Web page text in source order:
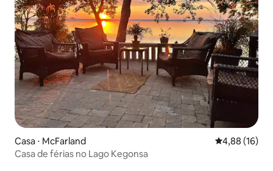
Casa ⋅ McFarland 4,88 de uma
4,88 (16)
Casa de férias no Lago Kegonsa